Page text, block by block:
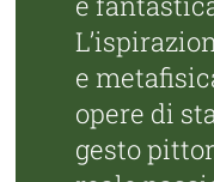
e
opere di
gesto